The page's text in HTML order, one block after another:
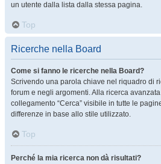
un utente dalla lista dalla stessa pagina.
Top
Ricerche nella Board
Come si fanno le ricerche nella Board?
Scrivendo una parola chiave nel riquadro di
forum e negli argomenti. Alla ricerca
collegamento “Cerca” visibile in tutte le
differenze in base allo stile utilizzato.
Top
Perché la mia ricerca non dà risultati?